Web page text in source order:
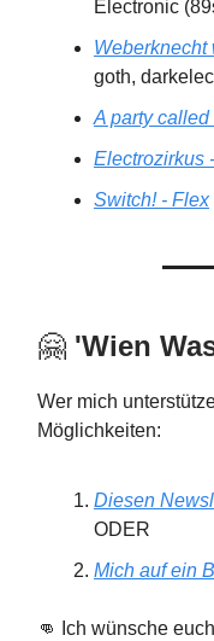
Electronic
Weberknecht
goth,
A party
Electrozirkus
Switch! - Flex
🤗 'Wien
Wer mich
Möglichkeiten:
Diesen
ODER
Mich auf ein
👊 Ich wünsche